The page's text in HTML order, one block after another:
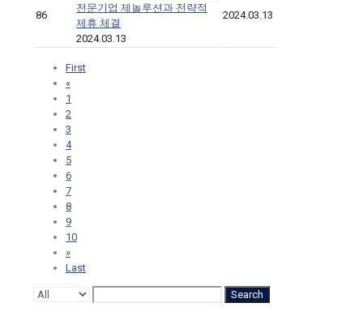
86
전문기업 제놀루션과 전략적
제휴 체결
2024.03.13
2024.03.13
First
«
1
2
3
4
5
6
7
8
9
10
»
Last
Search